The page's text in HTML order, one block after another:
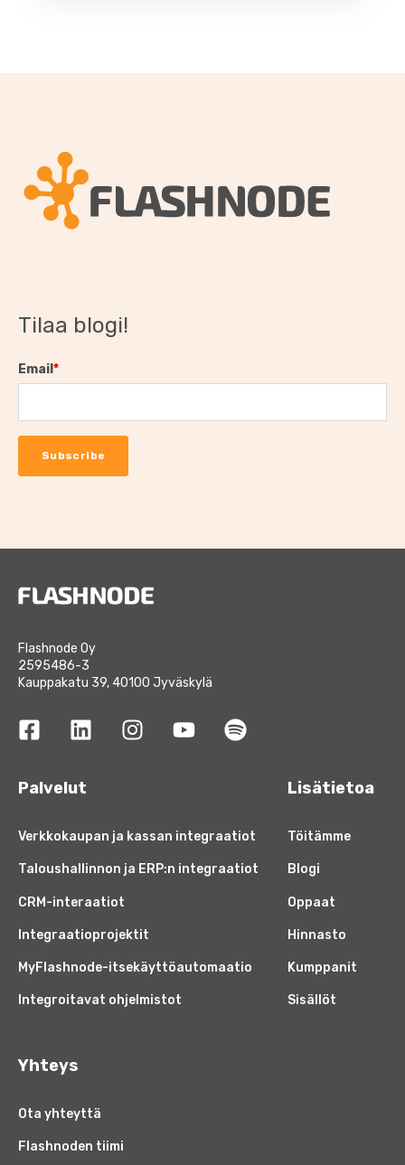
Tilaa blogi!
Email *
Flashnode Oy
2595486-3
Kauppakatu 39, 40100 Jyväskylä
Palvelut
Verkkokaupan ja kassan integraatiot
Taloushallinnon ja ERP:n integraatiot
CRM-interaatiot
Integraatioprojektit
MyFlashnode-itsekäyttöautomaatio
Integroitavat ohjelmistot
Lisätietoa
Töitämme
Blogi
Oppaat
Hinnasto
Kumppanit
Sisällöt
Yhteys
Ota yhteyttä
Flashnoden tiimi